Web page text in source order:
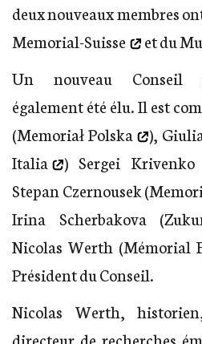
deux nouveaux membres
Memorial-Suisse
et du
Un nouveau Conseil
également été élu. Il est
(Memoriał Polska ),
Italia
) Sergei
Stepan Czernousek (
Irina Scherbakova (
Nicolas Werth (Mémorial
Président du Conseil.
Nicolas Werth,
directeur de recherches